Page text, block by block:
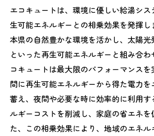
エコキュートは、環境に優しい給湯シ
生可能エネルギーとの相乗効果を発揮
本県の自然豊かな環境を活かし、太陽
といった再生可能エネルギーと組み合
コキュートは最大限のパフォーマンス
間に再生可能エネルギーから得た電力を
蓄え、夜間や必要な時に効率的に利用す
ルギーコストを削減し、家庭の省エネを
た、この相乗効果により、地域のエネ